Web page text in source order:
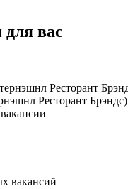
вас
Ресторант Брэндс)
вакансий